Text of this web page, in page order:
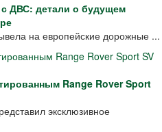
ДВС: детали о будущем
на европейские дорожные ...
Range Rover Sport
эксклюзивное